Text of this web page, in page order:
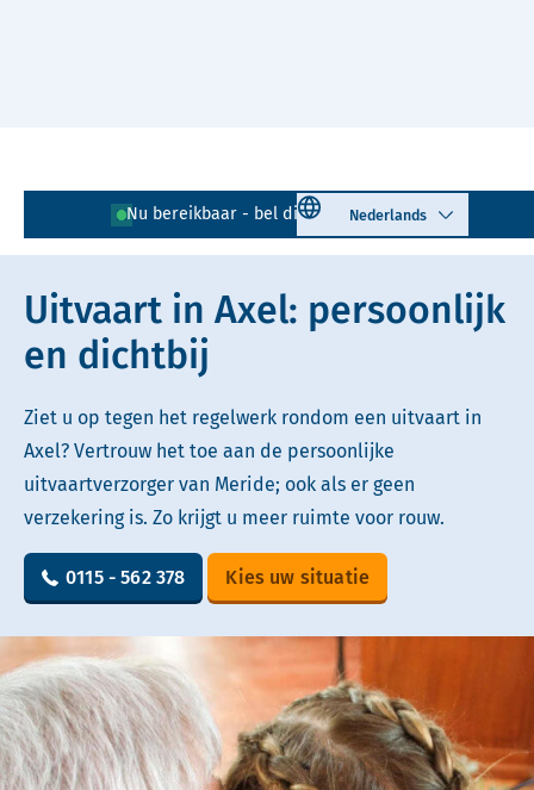
Nu bereikbaar - bel direct! 0115 - 562 378
Select language
Lees voor Uitleg woorden
Simpele tekst
Uitvaart in Axel: persoonlijk
en dichtbij
Ziet u op tegen het regelwerk rondom een uitvaart in
Axel? Vertrouw het toe aan de persoonlijke
uitvaartverzorger van Meride; ook als er geen
verzekering is. Zo krijgt u meer ruimte voor rouw.
0115 - 562 378 Kies uw situatie